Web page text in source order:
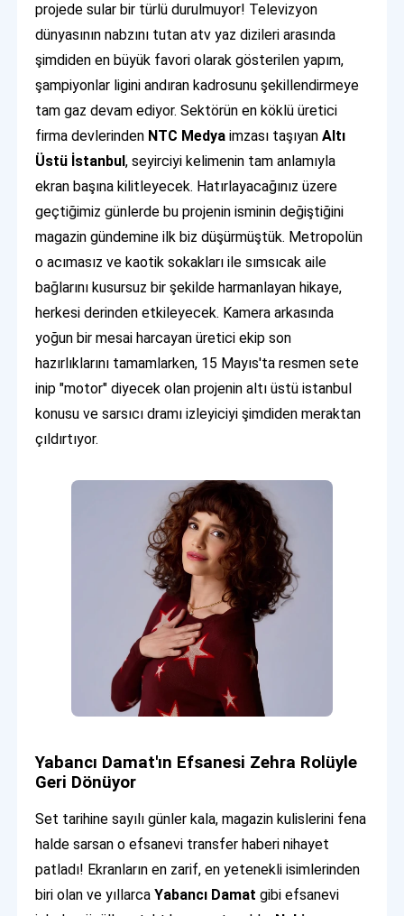
projede sular bir türlü durulmuyor! Televizyon
dünyasının nabzını tutan atv yaz dizileri arasında
şimdiden en büyük favori olarak gösterilen yapım,
şampiyonlar ligini andıran kadrosunu şekillendirmeye
tam gaz devam ediyor. Sektörün en köklü üretici
firma devlerinden NTC Medya imzası taşıyanAltı
Üstü İstanbul, seyirciyi kelimenin tam anlamıyla
ekran başına kilitleyecek. Hatırlayacağınız üzere
geçtiğimiz günlerde bu projenin isminin değiştiğini
magazin gündemine ilk biz düşürmüştük. Metropolün
o acımasız ve kaotik sokakları ile sımsıcak aile
bağlarını kusursuz bir şekilde harmanlayan hikaye,
herkesi derinden etkileyecek. Kamera arkasında
yoğun bir mesai harcayan üretici ekip son
hazırlıklarını tamamlarken, 15 Mayıs'ta resmen sete
inip "motor" diyecek olan projenin altı üstü istanbul
konusu ve sarsıcı dramı izleyiciyi şimdiden meraktan
çıldırtıyor.
Yabancı Damat'ın Efsanesi Zehra Rolüyle
Geri Dönüyor
Set tarihine sayılı günler kala, magazin kulislerini fena
halde sarsan o efsanevi transfer haberi nihayet
patladı! Ekranların en zarif, en yetenekli isimlerinden
biri olan ve yıllarcaYabancı Damat gibi efsanevi